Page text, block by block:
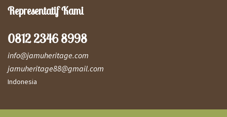
Representatif Kami
0812 2346 8998
info@jamuheritage.com
jamuheritage88@gmail.com
Indonesia